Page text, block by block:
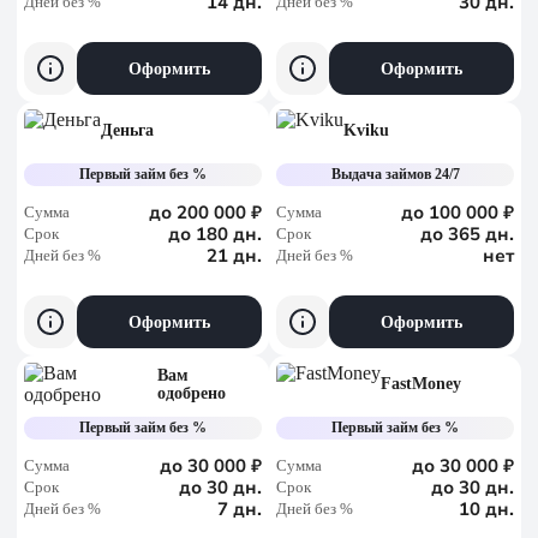
Оформить Оформить
Деньга
Первый займ без %
Сумма до 200 000 ₽
Срок до 180 дн.
Дней без % 21 дн.
Оформить
Kviku
Выдача займов 24/7
Сумма до 100 000 ₽
Срок до 365 дн.
Дней без % нет
Оформить
Вам
одобрено
Первый займ без %
Сумма до 30 000 ₽
Срок до 30 дн.
Дней без % 7 дн.
FastMoney
Первый займ без %
Сумма до 30 000 ₽
Срок до 30 дн.
Дней без % 10 дн.